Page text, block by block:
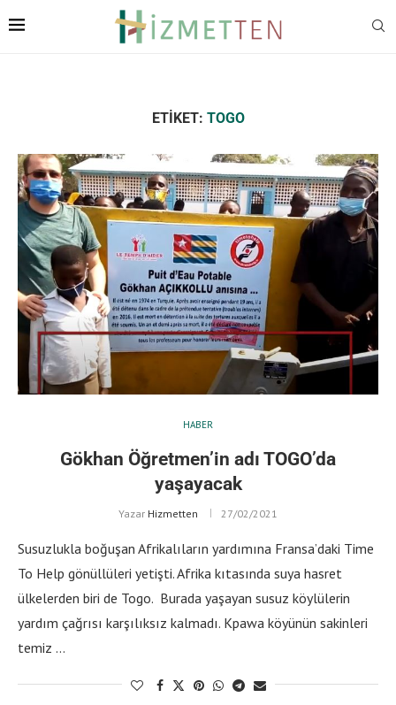
ETIKET: TOGO
HABER
Gökhan Öğretmen’in adı TOGO’da
yaşayacak
Yazar Hizmetten 27/02/2021
Susuzlukla boğuşan Afrikalıların yardımına Fransa’daki Time
To Help gönüllüleri yetişti. Afrika kıtasında suya hasret
ülkelerden biri de Togo. Burada yaşayan susuz köylülerin
yardım çağrısı karşılıksız kalmadı. Kpawa köyünün sakinleri
temiz …